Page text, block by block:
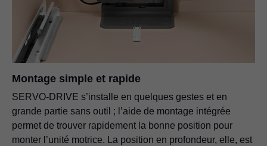
Montage simple et rapide
SERVO-DRIVE s’installe en quelques gestes et en
grande partie sans outil ; l’aide de montage intégrée
permet de trouver rapidement la bonne position pour
monter l’unité motrice. La position en profondeur, elle, est